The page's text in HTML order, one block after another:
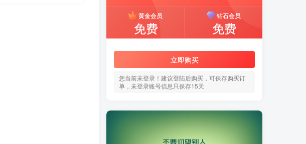
黄金会员
免费
钻石会员
免费
立即购买
您当前未登录！建议登陆后购买，可保存购买订
单，未登录账号信息只保存15天